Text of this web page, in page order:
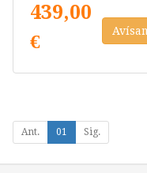
439,00
€
Ant. 01 Sig.